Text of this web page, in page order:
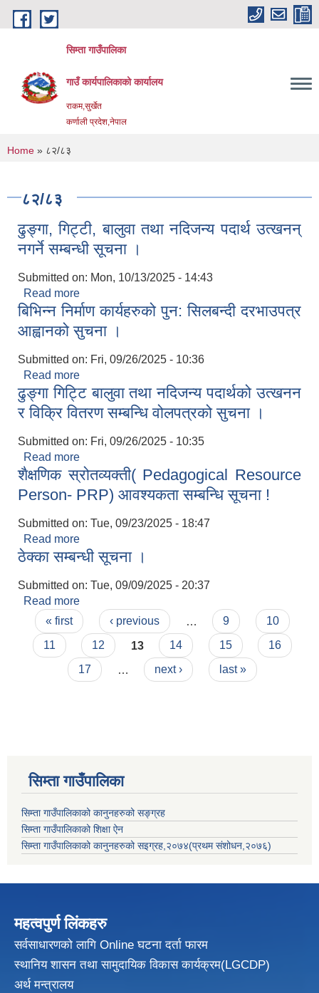
Skip to main content
सिम्ता गाउँपालिका
गाउँ कार्यपालिकाको कार्यालय
राकम,सुर्खेत
कर्णाली प्रदेश,नेपाल
You are here
Home » ८२/८३
८२/८३
ढुङ्गा, गिट्टी, बालुवा तथा नदिजन्य पदार्थ उत्खनन्
नगर्ने सम्बन्धी सूचना ।
Submitted on: Mon, 10/13/2025 - 14:43
Read more
नगर्ने सम्बन्धी सूचना ।
बिभिन्न निर्माण कार्यहरुको पुन: सिलबन्दी दरभाउपत्र
आह्वानको सुचना ।
Submitted on: Fri, 09/26/2025 - 10:36
Read more
आह्वानको सुचना ।
ढुङ्गा गिट्टि बालुवा तथा नदिजन्य पदार्थको उत्खनन
र विक्रि वितरण सम्बन्धि वोलपत्रको सुचना ।
Submitted on: Fri, 09/26/2025 - 10:35
Read more
र विक्रि वितरण सम्बन्धि वोलपत्रको सुचना ।
शैक्षणिक स्रोतव्यक्ती( Pedagogical Resource
Person- PRP) आवश्यकता सम्बन्धि सूचना !
Submitted on: Tue, 09/23/2025 - 18:47
Read more
Person- PRP) आवश्यकता सम्बन्धि सूचना !
ठेक्का सम्बन्धी सूचना ।
Submitted on: Tue, 09/09/2025 - 20:37
Read more
Pages
« first ‹ previous 9
10
11
12 13 14 15
16
17
next › last »
सिम्ता गाउँपालिका
सिम्ता गाउँपालिकाको कानुनहरुको सङ्ग्रह
सिम्ता गाउँपालिकाको शिक्षा ऐन
सिम्ता गाउँपालिकाको कानुनहरुको सइग्रह,२०७४(प्रथम संशोधन,२०७६)
महत्वपुर्ण लिंकहरु
सर्वसाधारणको लागि Online घटना दर्ता फारम
स्थानिय शासन तथा सामुदायिक विकासकार्यक्रम(LGCDP)
अर्थ मन्त्रालय